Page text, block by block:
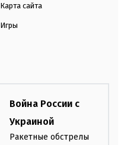
Карта сайта
Игры
Война России с
Украиной
Ракетные обстрелы